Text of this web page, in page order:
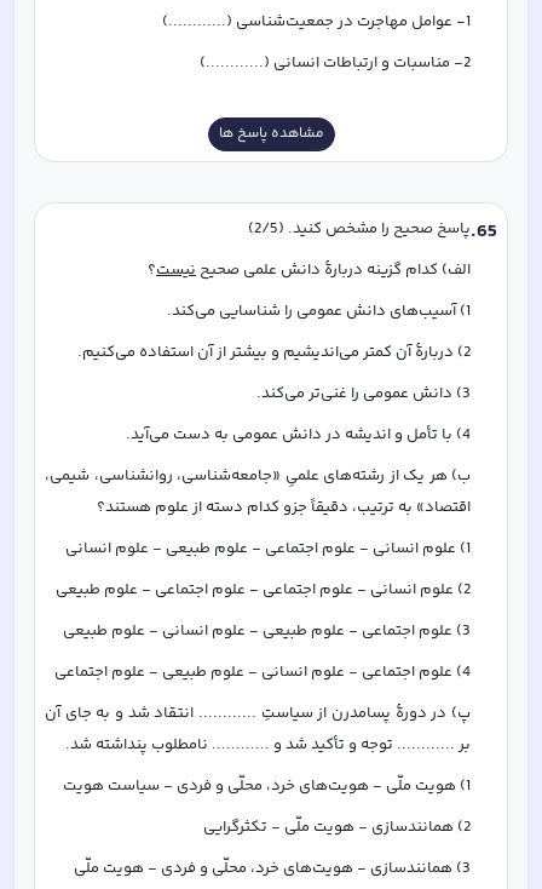
1- عوامل مهاجرت در جمعیت‌شناسی (............)
2- مناسبات و ارتباطات انسانی (............)
مشاهده پاسخ ها
65
.پاسخ صحیح را مشخص کنید. (2/5)
الف) کدام گزینه دربارۀ دانش علمی صحیح نیست؟
1) آسیب‌های دانش عمومی را شناسایی می‌کند.
2) دربارۀ آن کمتر می‌اندیشیم و بیشتر از آن استفاده می‌کنیم.
3) دانش عمومی را غنی‌تر می‌کند.
4) با تأمل و اندیشه در دانش عمومی به دست می‌آید.
اقتصاد» به ترتیب، دقیقاً جزو کدام دسته از علوم هستند؟
1) علوم انسانی - علوم اجتماعی - علوم طبیعی - علوم انسانی
2) علوم انسانی - علوم اجتماعی - علوم اجتماعی - علوم طبیعی
3) علوم اجتماعی - علوم طبیعی - علوم انسانی - علوم طبیعی
4) علوم اجتماعی - علوم انسانی - علوم طبیعی - علوم اجتماعی
بر ............ توجه و تأکید شد و ............ نامطلوب پنداشته شد.
1) هویت ملّی - هویت‌های خرد، محلّی و فردی - سیاست هویت
2) همانندسازی - هویت ملّی - تکثرگرایی
3) همانندسازی - هویت‌های خرد، محلّی و فردی - هویت ملّی